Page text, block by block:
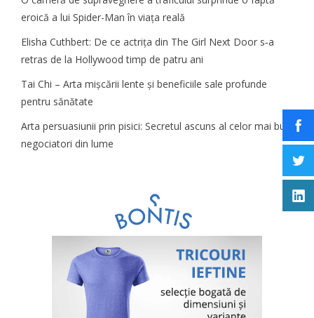
eroică a lui Spider-Man în viața reală
Elisha Cuthbert: De ce actrița din The Girl Next Door s‑a
retras de la Hollywood timp de patru ani
Tai Chi – Arta mișcării lente și beneficiile sale profunde
pentru sănătate
Arta persuasiunii prin pisici: Secretul ascuns al celor mai buni
negociatori din lume